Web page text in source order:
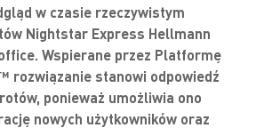
w czasie rzeczywistym
Nightstar Express Hellmann
Wspierane przez Platformę
rozwiązanie stanowi odpowiedź
ponieważ umożliwia ono
nowych użytkowników oraz